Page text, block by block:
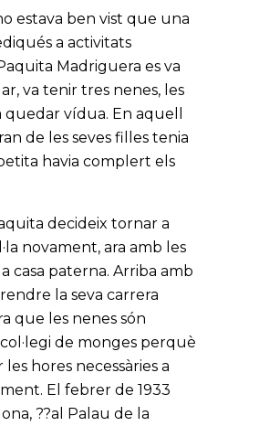
estava ben vist que una
a activitats
Madriguera es va
va tenir tres nenes, les
quedar vídua. En aquell
de les seves filles tenia
havia complert els
decideix tornar a
novament, ara amb les
casa paterna. Arriba amb
la seva carrera
que les nenes són
de monges perquè
hores necessàries a
El febrer de 1933
??al Palau de la